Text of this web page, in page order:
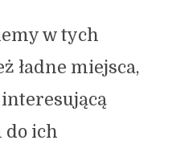
w tych
ładne miejsca,
do ich